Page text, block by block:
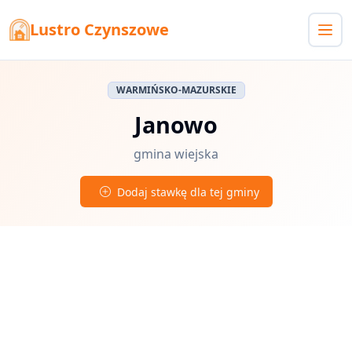
Lustro Czynszowe
WARMIŃSKO-MAZURSKIE
Janowo
gmina wiejska
Dodaj stawkę dla tej gminy